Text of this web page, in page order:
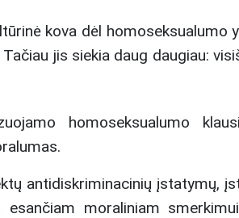
kova dėl
jis siekia daug daugiau:
homoseksualumo
antidiskriminacinių įstatymų,
esančiam moraliniam